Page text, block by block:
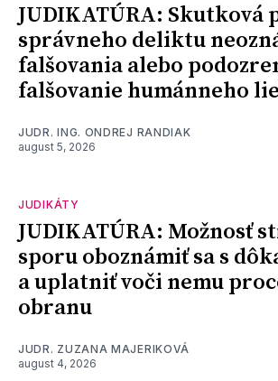
JUDIKATÚRA: Skutková
správneho deliktu
falšovania alebo
falšovanie humánneho
JUDR. ING. ONDREJ RANDIAK
august 5, 2026
JUDIKÁTY
JUDIKATÚRA: Možnosť
sporu oboznámiť sa s
a uplatniť voči nemu
obranu
JUDR. ZUZANA MAJERIKOVÁ
august 4, 2026